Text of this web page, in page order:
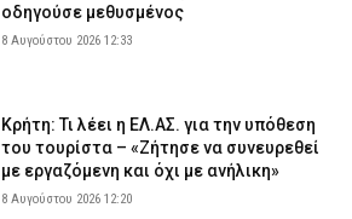
οδηγούσε μεθυσμένος
8 Αυγούστου 2026 12:33
Κρήτη: Τι λέει η ΕΛ.ΑΣ. για την υπόθεση
του τουρίστα – «Ζήτησε να συνευρεθεί
με εργαζόμενη και όχι με ανήλικη»
8 Αυγούστου 2026 12:20